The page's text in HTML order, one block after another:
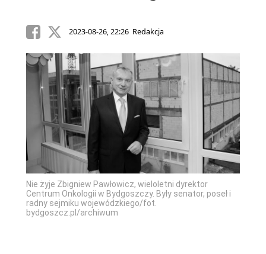
2023-08-26, 22:26 Redakcja
Nie żyje Zbigniew Pawłowicz, wieloletni dyrektor
Centrum Onkologii w Bydgoszczy. Były senator, poseł i
radny sejmiku wojewódzkiego/fot.
bydgoszcz.pl/archiwum